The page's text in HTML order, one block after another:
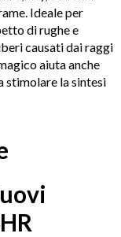
Ideale per
di rughe e
causati dai raggi
aiuta anche
stimolare la sintesi